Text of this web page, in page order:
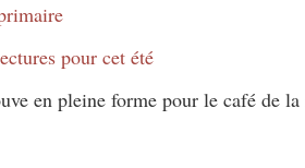
pour cet été
en pleine forme pour le café de